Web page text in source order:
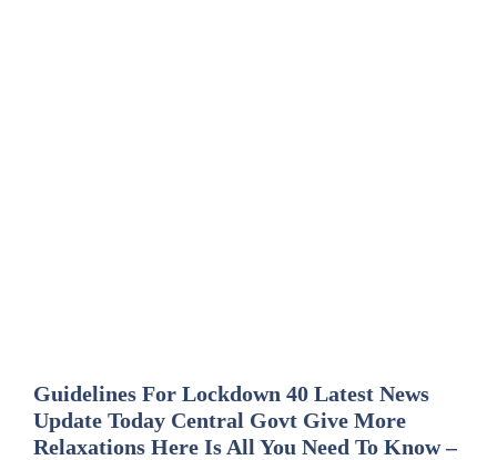
Guidelines For Lockdown 40 Latest News
Update Today Central Govt Give More
Relaxations Here Is All You Need To Know –